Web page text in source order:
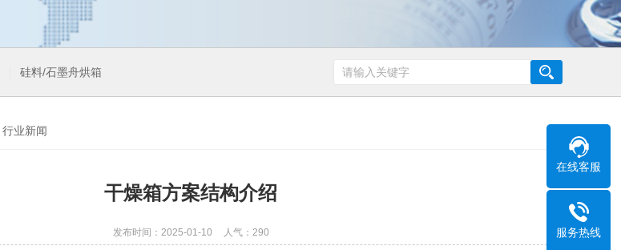
硅料/石墨舟烘箱
行业新闻
干燥箱方案结构介绍
发布时间：2025-01-10 人气：290
在线客服
服务热线